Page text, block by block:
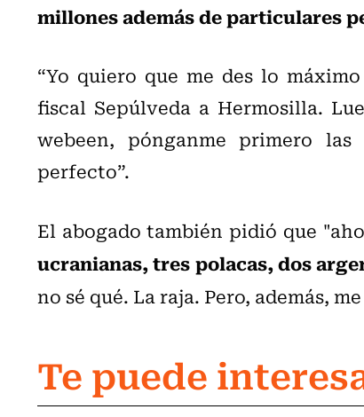
millones además de particulares
“Yo quiero que me des lo
fiscal Sepúlveda a Hermosilla.
webeen, pónganme primero
perfecto”.
El abogado también pidió que
ucranianas, tres polacas, dos
no sé qué. La raja. Pero, además, me
Te puede